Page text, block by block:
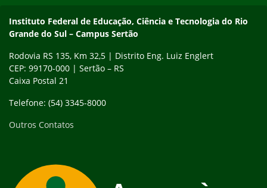
Instituto Federal de Educação, Ciência e Tecnologia do Rio
Grande do Sul – Campus Sertão
Rodovia RS 135, Km 32,5 | Distrito Eng. Luiz Englert
CEP: 99170-000 | Sertão – RS
Caixa Postal 21
Telefone: (54) 3345-8000
Outros Contatos